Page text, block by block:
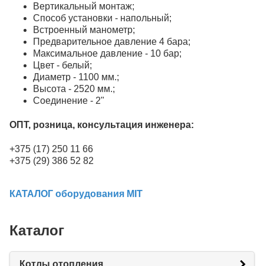
Вертикальный монтаж;
Способ установки - напольный;
Встроенный манометр;
Предварительное давление 4 бара;
Максимальное давление - 10 бар;
Цвет - белый;
Диаметр - 1100 мм.;
Высота - 2520 мм.;
Соединение - 2"
ОПТ, розница, консультация инженера:
+375 (17) 250 11 66
+375 (29) 386 52 82
КАТАЛОГ оборудования MIT
Каталог